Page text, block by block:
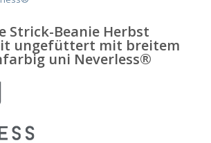
Strick-Beanie Herbst
ungefüttert mit breitem
uni Neverless®